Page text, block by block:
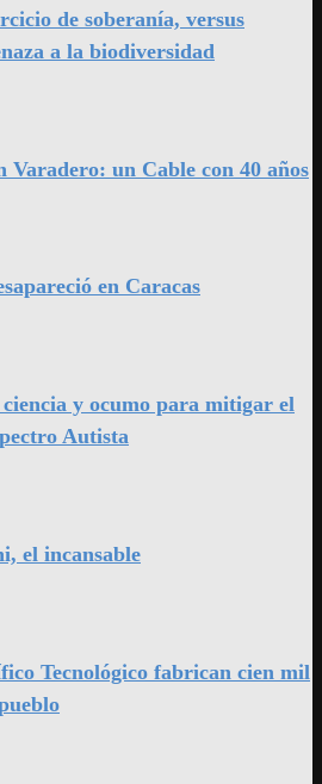
de soberanía, versus
a la biodiversidad
Varadero: un Cable con 40 años
en Caracas
y ocumo para mitigar el
Autista
el incansable
Tecnológico fabrican cien mil